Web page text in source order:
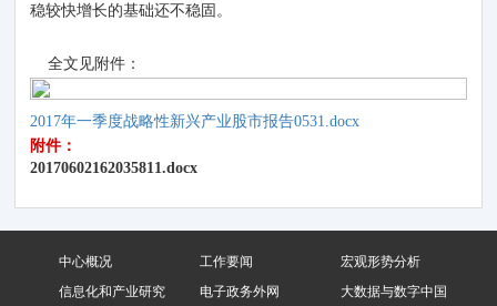
稳较快增长的基础还不稳固。
全文见附件：
2017年一季度战略性新兴产业股市报告0531.docx
附件：
20170602162035811.docx
中心概况 工作要闻
宏观形势分析
信息化和产业研究
电子政务外网 大数据与数字中国